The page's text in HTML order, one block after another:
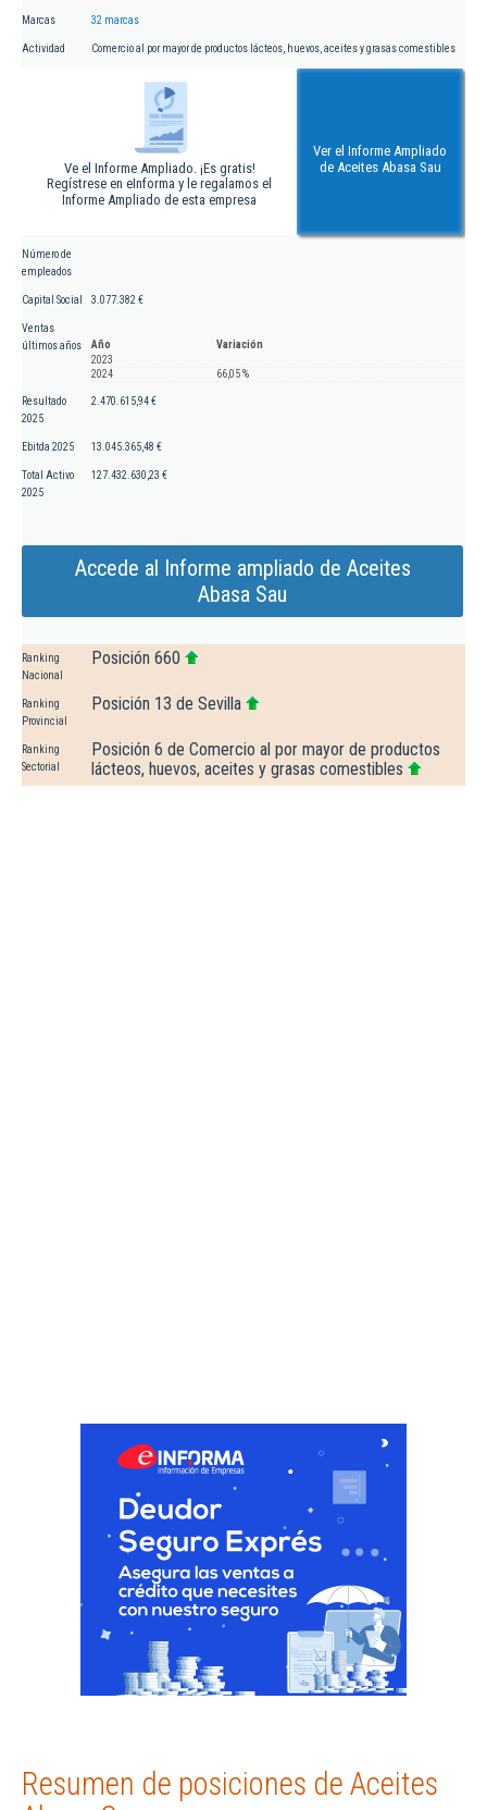
Marcas 32 marcas
Actividad Comercio al por mayor de productos lácteos, huevos, aceites y grasas comestibles
Ve el Informe Ampliado. ¡Es gratis!
Regístrese en eInforma y le regalamos el
Informe Ampliado de esta empresa
Ver el Informe Ampliado
de Aceites Abasa Sau
Número de
empleados
Capital Social 3.077.382 €
Ventas
últimos años
Año
Variación
2023
2024
66,05 %
Resultado
2025
2.470.615,94 €
Ebitda 2025 13.045.365,48 €
Total Activo
2025
127.432.630,23 €
Accede al Informe ampliado de Aceites
Abasa Sau
Ranking
Nacional
Posición 660
Ranking
Provincial
Posición 13 de Sevilla
Ranking
Sectorial
Posición 6 de Comercio al por mayor de productos
lácteos, huevos, aceites y grasas comestibles
Resumen de posiciones de Aceites